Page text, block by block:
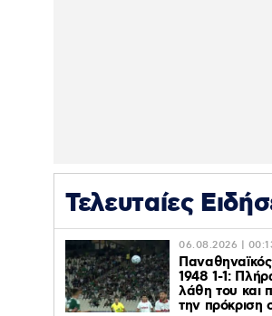
Τελευταίες
06.08.2026 |
1948 1-1:
λάθη του και
την πρόκριση